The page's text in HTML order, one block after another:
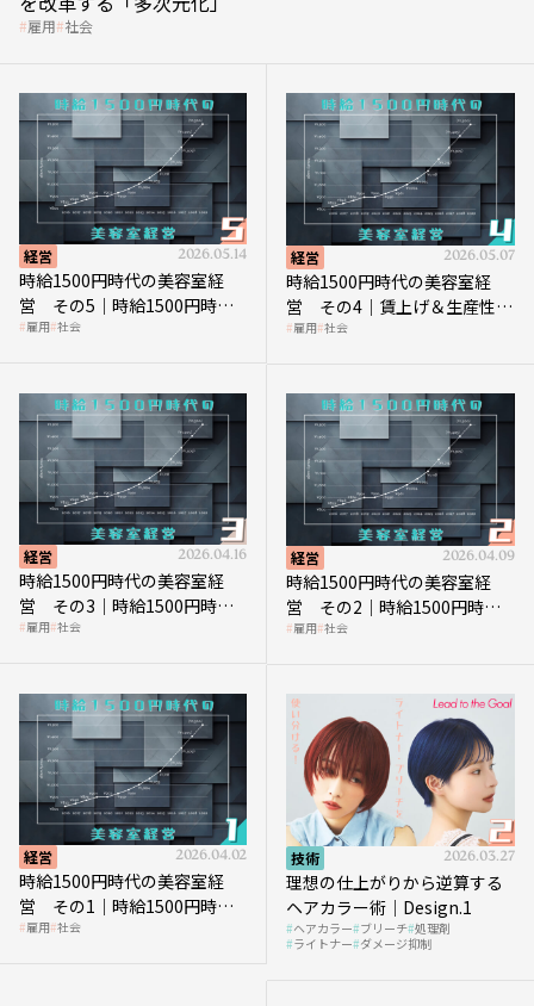
雇用 社会
経営 2026.05.14
時給1500円時代の美容室経
営 その5｜時給1500円時代
の到来は美容業の収益構造を
雇用 社会
経営 2026.05.07
時給1500円時代の美容室経
営 その4｜賃上げ＆生産性向
上につなげる賢い助成金活用
雇用 社会
経営 2026.04.16
時給1500円時代の美容室経
営 その3｜時給1500円時
代、美容業はどのような影響
雇用 社会
経営 2026.04.09
時給1500円時代の美容室経
営 その2｜時給1500円時代
に支払う給与はいくらなのか
雇用 社会
経営 2026.04.02
時給1500円時代の美容室経
営 その1｜時給1500円時代
へ向かう社会的背景
雇用 社会
技術 2026.03.27
理想の仕上がりから逆算する
ヘアカラー術｜Design.1
ヘアカラー ブリーチ 処理剤
ライトナー ダメージ抑制